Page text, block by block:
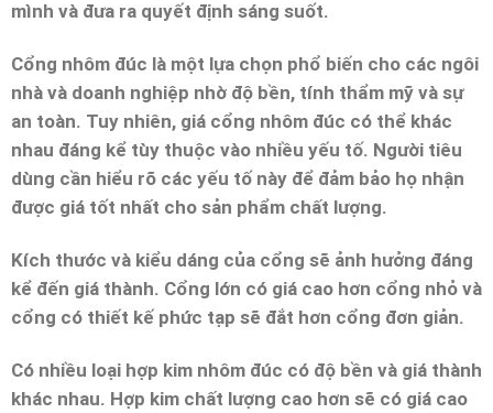
mình và đưa ra quyết định sáng suốt.
Cổng nhôm đúc là một lựa chọn phổ biến cho các ngôi
nhà và doanh nghiệp nhờ độ bền, tính thẩm mỹ và sự
an toàn. Tuy nhiên, giá cổng nhôm đúc có thể khác
nhau đáng kể tùy thuộc vào nhiều yếu tố. Người tiêu
dùng cần hiểu rõ các yếu tố này để đảm bảo họ nhận
được giá tốt nhất cho sản phẩm chất lượng.
Kích thước và kiểu dáng của cổng sẽ ảnh hưởng đáng
kể đến giá thành. Cổng lớn có giá cao hơn cổng nhỏ và
cổng có thiết kế phức tạp sẽ đắt hơn cổng đơn giản.
Có nhiều loại hợp kim nhôm đúc có độ bền và giá thành
khác nhau. Hợp kim chất lượng cao hơn sẽ có giá cao